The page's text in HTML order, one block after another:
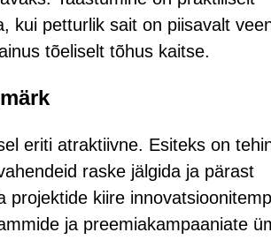
kui petturlik sait on piisavalt
tõeliselt tõhus kaitse.
eriti atraktiivne. Esiteks on
raske jälgida ja pärast
projektide kiire
ja preemiakampaaniate